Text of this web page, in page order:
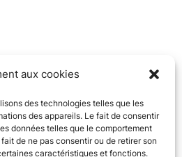
aux cookies
des technologies telles que les
des appareils. Le fait de consentir
données telles que le comportement
de ne pas consentir ou de retirer son
caractéristiques et fonctions.